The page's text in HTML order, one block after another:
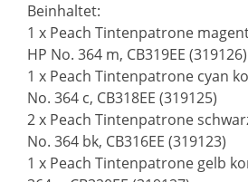
Beinhaltet:
1 x Peach Tintenpatrone
HP No. 364 m, CB319EE (319126)
1 x Peach Tintenpatrone cyan
No. 364 c, CB318EE (319125)
2 x Peach Tintenpatrone
No. 364 bk, CB316EE (319123)
1 x Peach Tintenpatrone gelb